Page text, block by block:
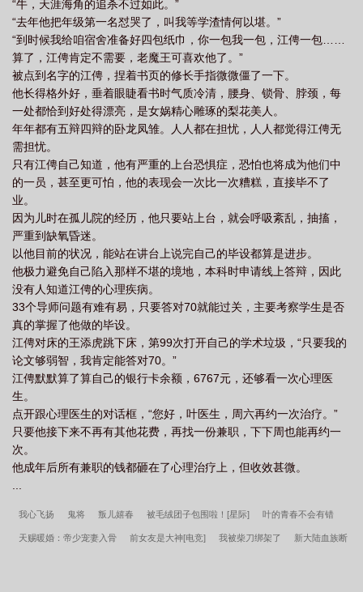
吗 信息素对撞 百度 信息素对撞原名 信息素以后 信息素对撞什么时候
掉马 信息素对撞txt百度 信息素对撞txt番外全 信息素对撞小文旦 信息
素对撞百度资源 信息素对撞完结了吗 信息素对撞txt笔趣阁
毁以后 信息素对撞笔趣阁 小文旦信息素对撞 信息素对撞全文免费阅读晋
江 信息素对撞by 信息素对撞txt宝书网
“牛，天涯海角的追杀不过如此。”
“去年他把年级第一名怼哭了，叫我等学渣情何以堪。”
“到时候我给咱宿舍准备好四包纸巾，你一包我一包，江俜一包……
算了，江俜肯定不需要，老魔王可喜欢他了。”
被点到名字的江俜，捏着书页的修长手指微微僵了一下。
他长得格外好，垂着眼睫看书时气质冷清，腰身、锁骨、脖颈，每
一处都恰到好处得漂亮，是女娲精心雕琢的梨花美人。
年年都有五辩四辩的卧龙凤雏。人人都在担忧，人人都觉得江俜无
需担忧。
只有江俜自己知道，他有严重的上台恐惧症，恐怕也将成为他们中
的一员，甚至更可怕，他的表现会一次比一次糟糕，直接毕不了
业。
因为儿时在孤儿院的经历，他只要站上台，就会呼吸紊乱，抽搐，
严重到缺氧昏迷。
以他目前的状况，能站在讲台上说完自己的毕设都算是进步。
他极力避免自己陷入那样不堪的境地，本科时申请线上答辩，因此
没有人知道江俜的心理疾病。
33个导师问题有难有易，只要答对70就能过关，主要考察学生是否
真的掌握了他做的毕设。
江俜对床的王添虎跳下床，第99次打开自己的学术垃圾，“只要我的
论文够弱智，我肯定能答对70。”
江俜默默算了算自己的银行卡余额，6767元，还够看一次心理医
生。
点开跟心理医生的对话框，“您好，叶医生，周六再约一次治疗。”
只要他接下来不再有其他花费，再找一份兼职，下下周也能再约一
次。
他成年后所有兼职的钱都砸在了心理治疗上，但收效甚微。
我心飞扬 鬼将 叛儿嬉春 被毛绒团子包围啦！[星际] 叶的青春不会有错
天赐暖婚：帝少宠妻入骨 前女友是大神[电竞] 我被柴刀绑架了 新大陆血族断